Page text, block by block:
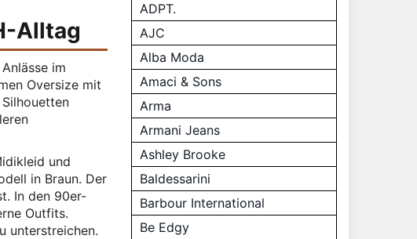
Alltag
im
Oversize mit
und
in Braun. Der
In den 90er-
Outfits.
unterstreichen.
ADPT.
AJC
Alba Moda
Amaci & Sons
Arma
Armani Jeans
Ashley Brooke
Baldessarini
Barbour International
Be Edgy